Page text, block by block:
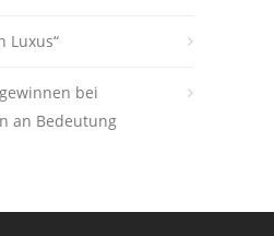
Luxus“
bei
an Bedeutung